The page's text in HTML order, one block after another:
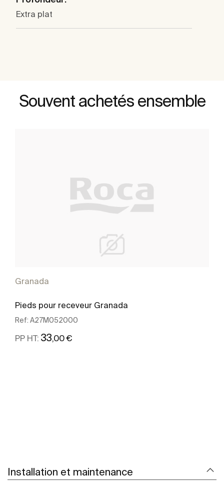
Extra plat
Souvent achetés ensemble
Granada
Pieds pour receveur Granada
Ref: A27M052000
PP HT: 33,00 €
Installation et maintenance